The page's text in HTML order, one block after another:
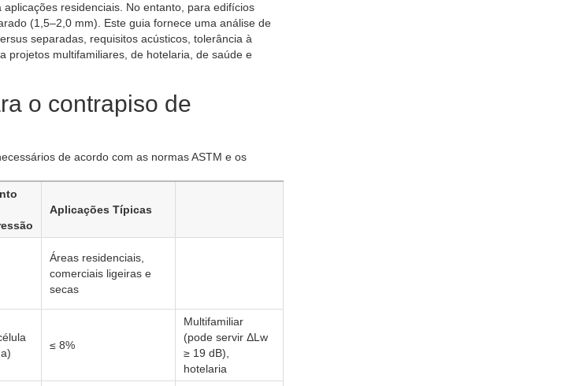
residenciais. No entanto, para edifícios
(1,5–2,0 mm). Este guia fornece uma análise de
separadas, requisitos acústicos, tolerância à
projetos multifamiliares, de hotelaria, de saúde e
o contrapiso de
de acordo com as normas ASTM e os
Aplicações Típicas
Áreas residenciais,
comerciais ligeiras e
secas
≤ 8%
Multifamiliar
(pode servir ΔLw
≥ 19 dB),
hotelaria